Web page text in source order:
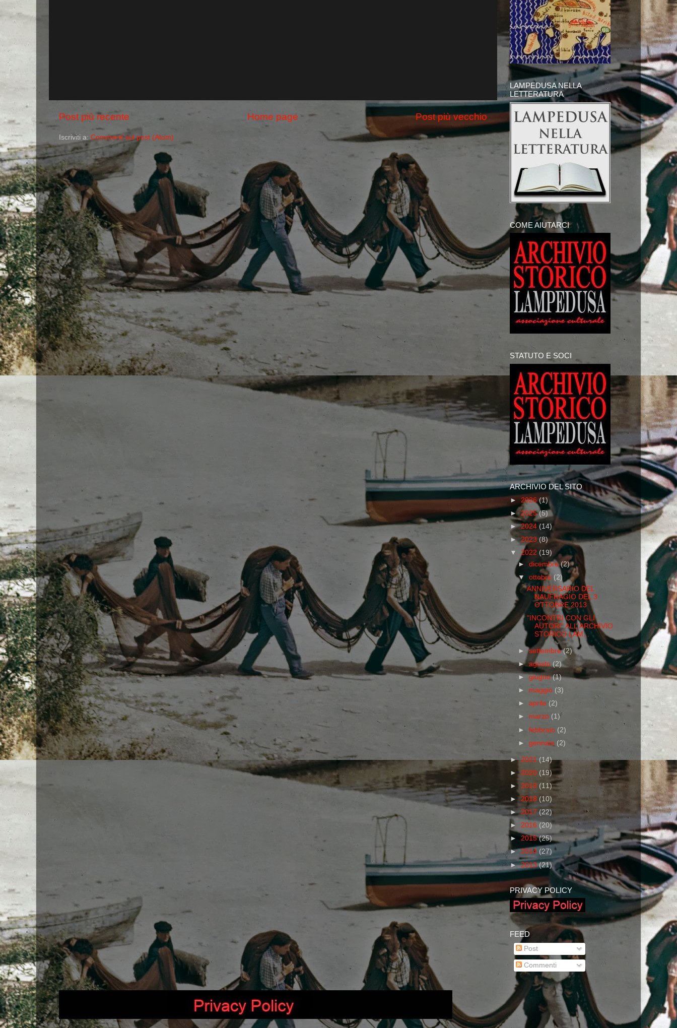
Post più recente Post più vecchio
Home page
Iscriviti a: Commenti sul post (Atom)
LAMPEDUSA NELLA
LETTERATURA
COME AIUTARCI
STATUTO E SOCI
ARCHIVIO DEL SITO
►2026(1)
►2025 (5)
►2024 (14)
►2023 (8)
▼ 2022 (19)
►dicembre(2)
▼ottobre (2)
ANNIVERSARIO DEL
NAUFRAGIO DEL 3
OTTOBRE 2013
"INCONTRI CON GLI
AUTORI" ALL'ARCHIVIO
STORICO LAM...
►settembre(2)
►agosto (2)
►giugno(1)
► maggio (3)
►aprile(2)
► marzo (1)
►febbraio (2)
►gennaio (2)
►2021 (14)
► 2020 (19)
► 2019 (11)
► 2018 (10)
►2017(22)
► 2016 (20)
► 2015(25)
►2014 (27)
►2013(21)
PRIVACY POLICY
FEED
Post
Commenti